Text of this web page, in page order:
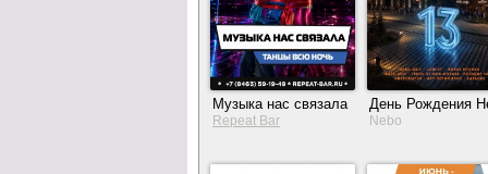
Музыка нас связала
Repeat Bar
День Рождения
Nebo